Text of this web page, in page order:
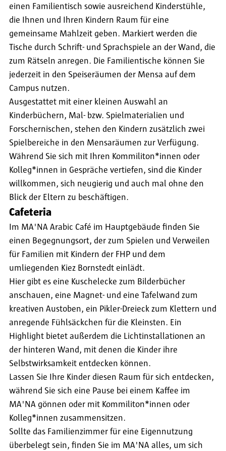
einen Familientisch sowie ausreichend Kinderstühle,
die Ihnen und Ihren Kindern Raum für eine
gemeinsame Mahlzeit geben. Markiert werden die
Tische durch Schrift- und Sprachspiele an der Wand, die
zum Rätseln anregen. Die Familientische können Sie
jederzeit in den Speiseräumen der Mensa auf dem
Campus nutzen.
Ausgestattet mit einer kleinen Auswahl an
Kinderbüchern, Mal- bzw. Spielmaterialien und
Forschernischen, stehen den Kindern zusätzlich zwei
Spielbereiche in den Mensaräumen zur Verfügung.
Während Sie sich mit Ihren Kommiliton*innen oder
Kolleg*innen in Gespräche vertiefen, sind die Kinder
willkommen, sich neugierig und auch mal ohne den
Blick der Eltern zu beschäftigen.
Cafeteria
Im MA'NA Arabic Café im Hauptgebäude finden Sie
einen Begegnungsort, der zum Spielen und Verweilen
für Familien mit Kindern der FHP und dem
umliegenden Kiez Bornstedt einlädt.
Hier gibt es eine Kuschelecke zum Bilderbücher
anschauen, eine Magnet- und eine Tafelwand zum
kreativen Austoben, ein Pikler-Dreieck zum Klettern und
anregende Fühlsäckchen für die Kleinsten. Ein
Highlight bietet außerdem die Lichtinstallationen an
der hinteren Wand, mit denen die Kinder ihre
Selbstwirksamkeit entdecken können.
Lassen Sie Ihre Kinder diesen Raum für sich entdecken,
während Sie sich eine Pause bei einem Kaffee im
MA'NA gönnen oder mit Kommiliton*innen oder
Kolleg*innen zusammensitzen.
Sollte das Familienzimmer für eine Eigennutzung
überbelegt sein, finden Sie im MA'NA alles, um sich